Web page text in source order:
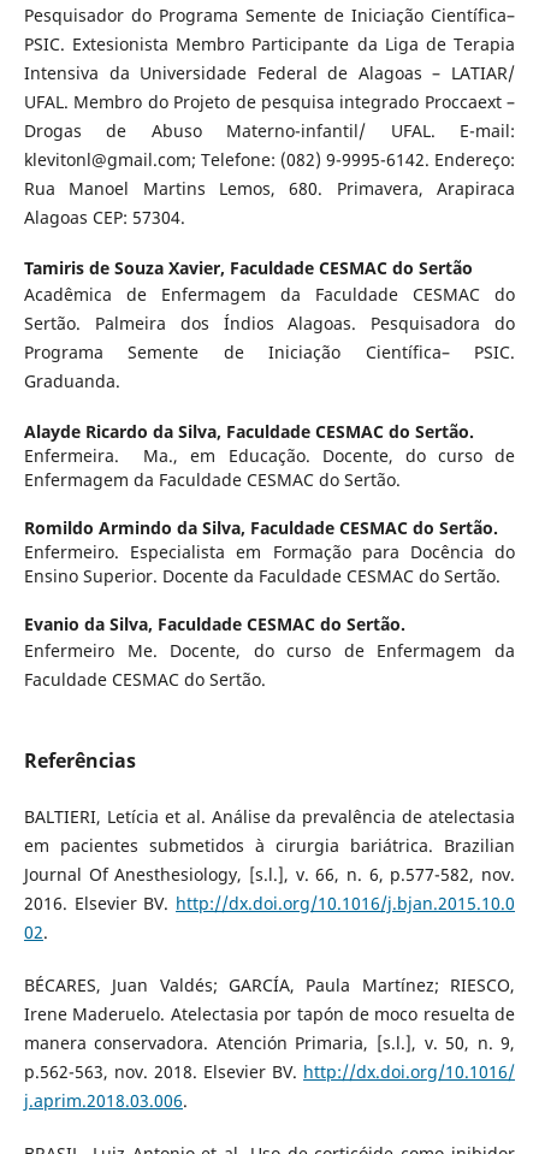
Pesquisador do Programa Semente de Iniciação Científica–
PSIC. Extesionista Membro Participante da Liga de Terapia
Intensiva da Universidade Federal de Alagoas – LATIAR/
UFAL. Membro do Projeto de pesquisa integrado Proccaext –
Drogas de Abuso Materno-infantil/ UFAL. E-mail:
klevitonl@gmail.com; Telefone: (082) 9-9995-6142. Endereço:
Rua Manoel Martins Lemos, 680. Primavera, Arapiraca
Alagoas CEP: 57304.
Tamiris de Souza Xavier, Faculdade CESMAC do Sertão
Acadêmica de Enfermagem da Faculdade CESMAC do
Sertão. Palmeira dos Índios Alagoas. Pesquisadora do
Programa Semente de Iniciação Científica– PSIC.
Graduanda.
Alayde Ricardo da Silva, Faculdade CESMAC do Sertão.
Enfermeira. Ma., em Educação. Docente, do curso de
Enfermagem da Faculdade CESMAC do Sertão.
Romildo Armindo da Silva, Faculdade CESMAC do Sertão.
Enfermeiro. Especialista em Formação para Docência do
Ensino Superior. Docente da Faculdade CESMAC do Sertão.
Evanio da Silva, Faculdade CESMAC do Sertão.
Enfermeiro Me. Docente, do curso de Enfermagem da
Faculdade CESMAC do Sertão.
Referências
BALTIERI, Letícia et al. Análise da prevalência de atelectasia
em pacientes submetidos à cirurgia bariátrica. Brazilian
Journal Of Anesthesiology, [s.l.], v. 66, n. 6, p.577-582, nov.
2016. Elsevier BV. http://dx.doi.org/10.1016/j.bjan.2015.10.0
02.
BÉCARES, Juan Valdés; GARCÍA, Paula Martínez; RIESCO,
Irene Maderuelo. Atelectasia por tapón de moco resuelta de
manera conservadora. Atención Primaria, [s.l.], v. 50, n. 9,
p.562-563, nov. 2018. Elsevier BV. http://dx.doi.org/10.1016/
j.aprim.2018.03.006.